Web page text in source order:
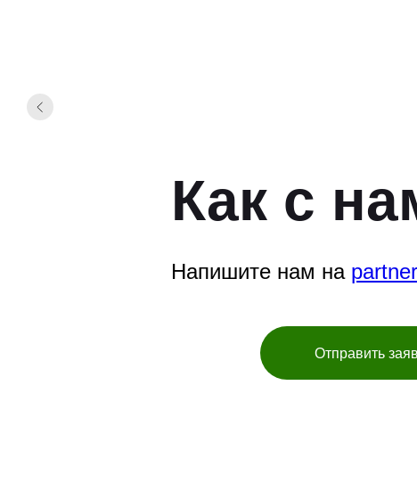
Как с
Напишите нам на
Отправить